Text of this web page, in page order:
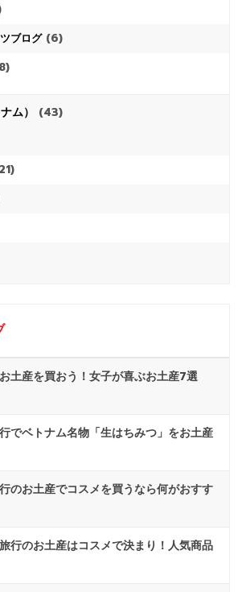
ブログ(6)
ム） (43)
土産を買おう！女子が喜ぶお土産7選
でベトナム名物「生はちみつ」をお土産
のお土産でコスメを買うなら何がおすす
行のお土産はコスメで決まり！人気商品